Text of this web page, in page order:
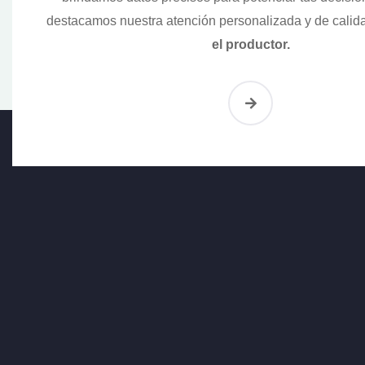
destacamos nuestra atención personalizada y de
el productor.